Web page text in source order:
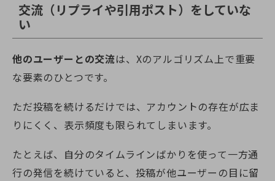
交流（リプライや引用ポスト）をしていな
い
他のユーザーとの交流は、Xのアルゴリズム上で重要
な要素のひとつです。
ただ投稿を続けるだけでは、アカウントの存在が広ま
りにくく、表示頻度も限られてしまいます。
たとえば、自分のタイムラインばかりを使って一方通
行の発信を続けていると、投稿が他ユーザーの目に留